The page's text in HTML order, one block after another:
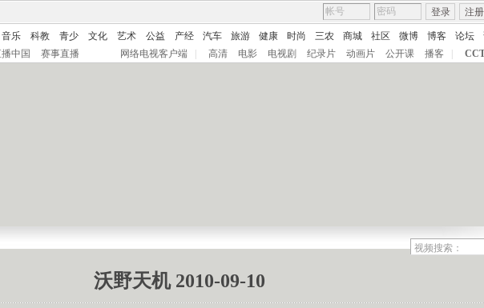
登录 注册
音乐 科教 青少 文化 艺术 公益 产经 汽车 旅游 健康 时尚 三农 商城 社区 微博 博客 论坛
中国
赛事直播 网络电视客户端 高清 电影 电视剧 纪录片 动画片 公开课 播客
沃野天机 2010-09-10